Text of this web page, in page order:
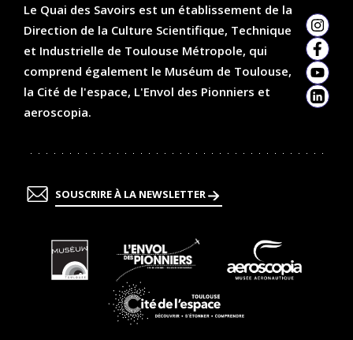
Le Quai des Savoirs est un établissement de la
Direction de la Culture Scientifique, Technique
et Industrielle de Toulouse Métropole, qui
comprend également le Muséum de Toulouse,
la Cité de l'espace, L'Envol des Pionniers et
aeroscopia.
SOUSCRIRE À LA NEWSLETTER
En
savoir
plus